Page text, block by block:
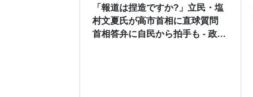
「報道は捏造ですか?」立民・塩
村文夏氏が高市首相に直球質問
首相答弁に自民から拍手も - 政治